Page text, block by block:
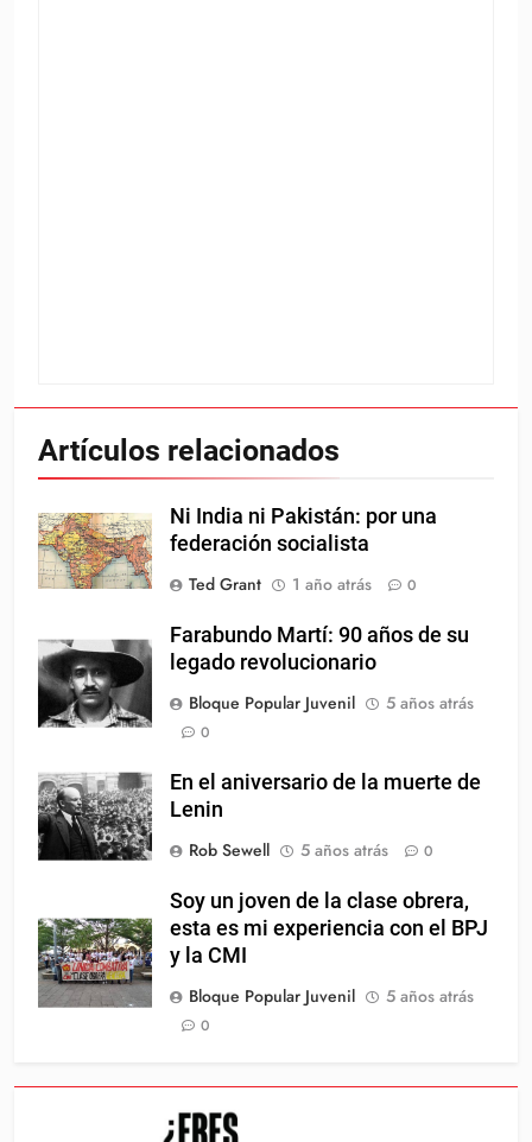
Artículos relacionados
Ni India ni Pakistán: por una
federación socialista
Ted Grant
1 año atrás 0
Farabundo Martí: 90 años de su
legado revolucionario
Bloque Popular Juvenil
5 años atrás
0
En el aniversario de la muerte de
Lenin
Rob Sewell
5 años atrás 0
Soy un joven de la clase obrera,
esta es mi experiencia con el BPJ
y la CMI
Bloque Popular Juvenil
5 años atrás
0